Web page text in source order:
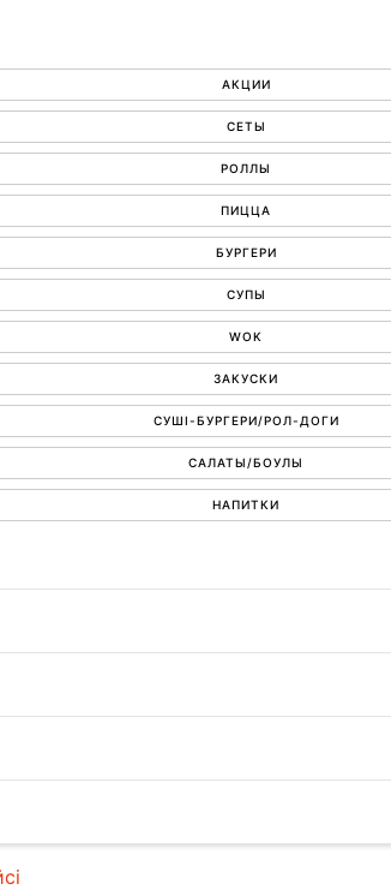
АКЦИИ
СЕТЫ
РОЛЛЫ
ПИЦЦА
БУРГЕРИ
СУПЫ
WOK
ЗАКУСКИ
СУШІ-БУРГЕРИ/РОЛ-ДОГИ
САЛАТЫ/БОУЛЫ
НАПИТКИ